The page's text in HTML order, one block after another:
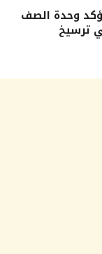
وحدة الصف
ترسيخ